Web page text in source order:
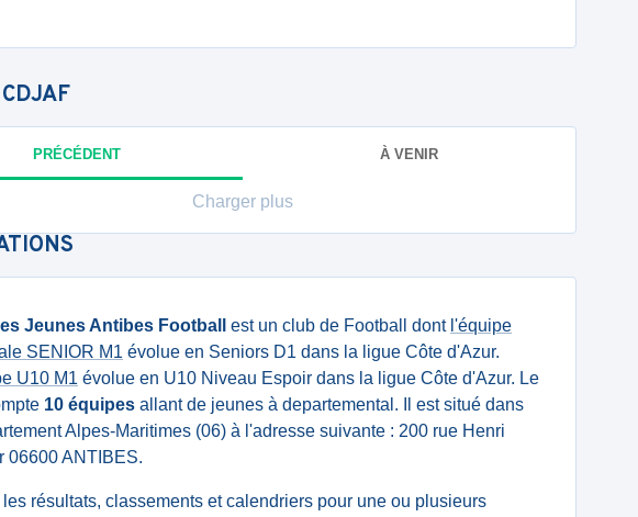
CDJAF
PRÉCÉDENT À VENIR
Charger plus
Jeunes Antibes Football est un club de Football dont l'équipe
SENIOR M1 évolue en Seniors D1 dans la ligue Côte d'Azur.
U10 M1 évolue en U10 Niveau Espoir dans la ligue Côte d'Azur. Le
10 équipes allant de jeunes à departemental. Il est situé dans
Alpes-Maritimes (06) à l'adresse suivante : 200 rue Henri
06600 ANTIBES.
résultats, classements et calendriers pour une ou plusieurs